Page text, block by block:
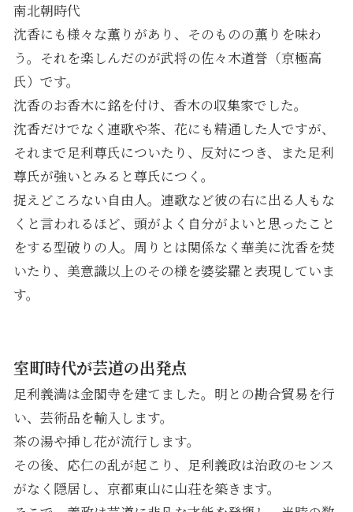
南北朝時代
沈香にも様々な薫りがあり、そのものの薫りを味わ
う。それを楽しんだのが武将の佐々木道誉（京極高
氏）です。
沈香のお香木に銘を付け、香木の収集家でした。
沈香だけでなく連歌や茶、花にも精通した人ですが、
それまで足利尊氏についたり、反対につき、また足利
尊氏が強いとみると尊氏につく。
捉えどころない自由人。連歌など彼の右に出る人もな
くと言われるほど、頭がよく自分がよいと思ったこと
をする型破りの人。周りとは関係なく華美に沈香を焚
いたり、美意識以上のその様を婆娑羅と表現していま
す。
室町時代が芸道の出発点
足利義満は金閣寺を建てました。明との勘合貿易を行
い、芸術品を輸入します。
茶の湯や挿し花が流行します。
その後、応仁の乱が起こり、足利義政は治政のセンス
がなく隠居し、京都東山に山荘を築きます。